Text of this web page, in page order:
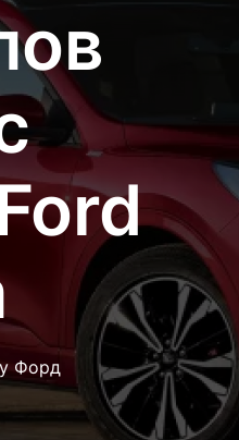
Форд